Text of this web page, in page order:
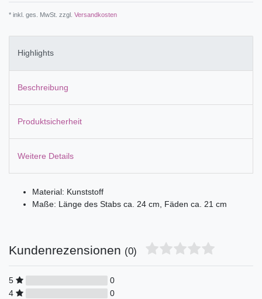
* inkl. ges. MwSt. zzgl. Versandkosten
Highlights
Beschreibung
Produktsicherheit
Weitere Details
Material: Kunststoff
Maße: Länge des Stabs ca. 24 cm, Fäden ca. 21 cm
Kundenrezensionen (0)
5
0
4
0